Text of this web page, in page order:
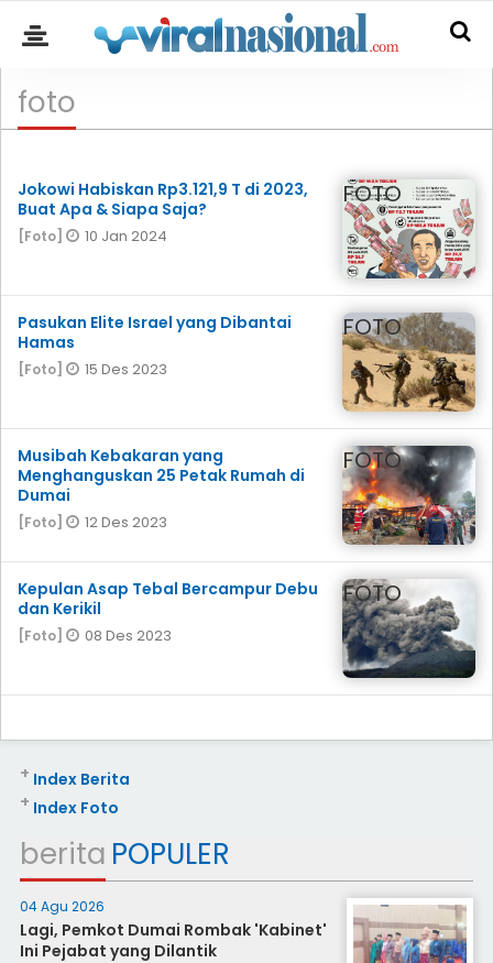
foto
FOTO
Jokowi Habiskan Rp3.121,9 T di 2023,
Buat Apa & Siapa Saja?
[Foto] 10 Jan 2024
FOTO
Pasukan Elite Israel yang Dibantai
Hamas
[Foto] 15 Des 2023
FOTO
Musibah Kebakaran yang
Menghanguskan 25 Petak Rumah di
Dumai
[Foto] 12 Des 2023
FOTO
Kepulan Asap Tebal Bercampur Debu
dan Kerikil
[Foto] 08 Des 2023
Index Berita
+
Index Foto
+
berita POPULER
04 Agu 2026
Lagi, Pemkot Dumai Rombak 'Kabinet'
Ini Pejabat yang Dilantik